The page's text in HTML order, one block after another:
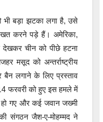
भी बड़ा झटका लगा है, उसे
करने पड़े हैं। अमेरिका,
चीन को पीछे हटना
मसूद को अन्तर्राष्ट्रीय
लगाने के लिए प्रस्ताव
फरवरी को हुए इस हमले में
गए और कई जवान जख्मी
संगठन जैश-ए-मोहम्मद ने